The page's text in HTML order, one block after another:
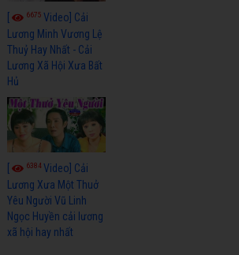
6675Video] Cải
Lương Minh Vương Lệ
Thuỷ Hay Nhất - Cải
Lương Xã Hội Xưa Bất
Hủ
6384Video] Cải
Lương Xưa Một Thuở
Yêu Người Vũ Linh
Ngọc Huyền cải lương
xã hội hay nhất